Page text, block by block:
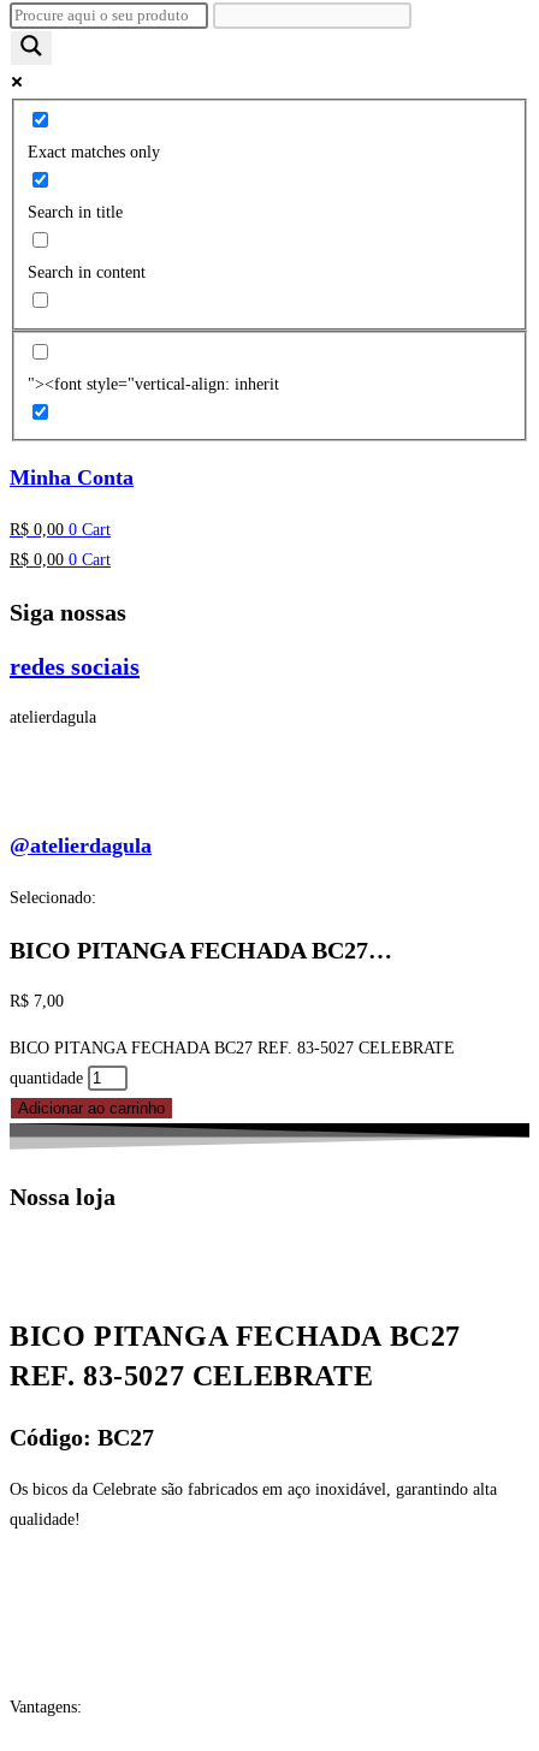
Exact matches only
Search in title
Search in content
"><font style="vertical-align: inherit
Minha Conta
R$ 0,00 0 Cart
R$ 0,00 0 Cart
Siga nossas
redes sociais
atelierdagula
@atelierdagula
Selecionado:
BICO PITANGA FECHADA BC27…
R$ 7,00
BICO PITANGA FECHADA BC27 REF. 83-5027 CELEBRATE
quantidade
Adicionar ao carrinho
Nossa loja
BICO PITANGA FECHADA BC27
REF. 83-5027 CELEBRATE
Código: BC27
Os bicos da Celebrate são fabricados em aço inoxidável, garantindo alta
qualidade!
Vantagens: